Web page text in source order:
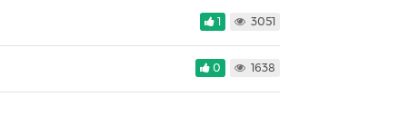
1 3051
0 1638